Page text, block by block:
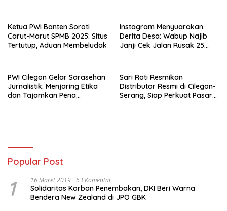
Umat
Ketua PWI Banten Soroti
Carut-Marut SPMB 2025: Situs
Tertutup, Aduan Membeludak
Instagram Menyuarakan
Derita Desa: Wabup Najib
Janji Cek Jalan Rusak 25
PWI Cilegon Gelar Sarasehan
Jurnalistik: Menjaring Etika
dan Tajamkan Pena
Sari Roti Resmikan
Distributor Resmi di Cilegon-
Serang, Siap Perkuat Pasar
Popular Post
1 16 Maret 2019 63 Komentar
Solidaritas Korban Penembakan, DKI Beri Warna
Bendera New Zealand di JPO GBK